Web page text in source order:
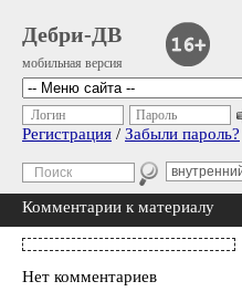
Дебри-ДВ
мобильная версия
Логин Пароль
Регистрация / Забыли пароль?
Комментарии к материалу
Нет комментариев